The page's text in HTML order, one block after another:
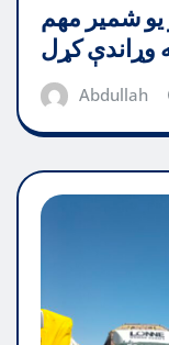
شمیر مهم
وړاندې کړل
Abdullah